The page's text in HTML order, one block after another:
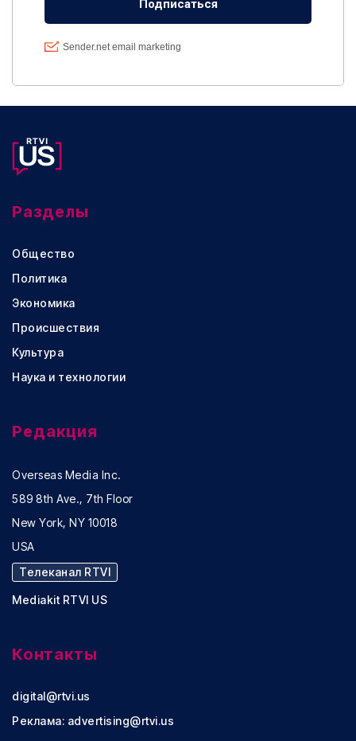
Разделы
Общество
Политика
Экономика
Происшествия
Культура
Наука и технологии
Редакция
Overseas Media Inc.
589 8th Ave., 7th Floor
New York, NY 10018
USA
Телеканал RTVI
Mediakit RTVI US
Контакты
digital@rtvi.us
Реклама: advertising@rtvi.us